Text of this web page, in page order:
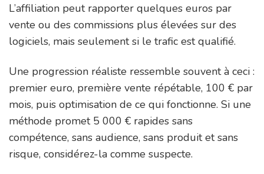
L’affiliation peut rapporter quelques euros par
vente ou des commissions plus élevées sur des
logiciels, mais seulement si le trafic est qualifié.
Une progression réaliste ressemble souvent à ceci :
premier euro, première vente répétable, 100 € par
mois, puis optimisation de ce qui fonctionne. Si une
méthode promet 5 000 € rapides sans
compétence, sans audience, sans produit et sans
risque, considérez-la comme suspecte.